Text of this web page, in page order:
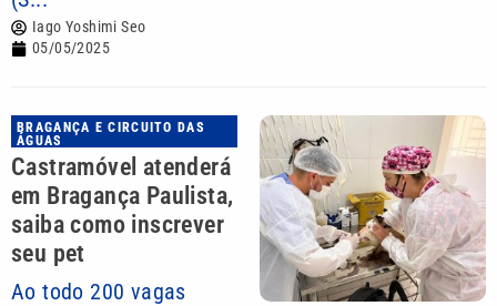
Iago Yoshimi Seo
05/05/2025
BRAGANÇA E CIRCUITO DAS
ÁGUAS
Castramóvel atenderá
em Bragança Paulista,
saiba como inscrever
seu pet
Ao todo 200 vagas